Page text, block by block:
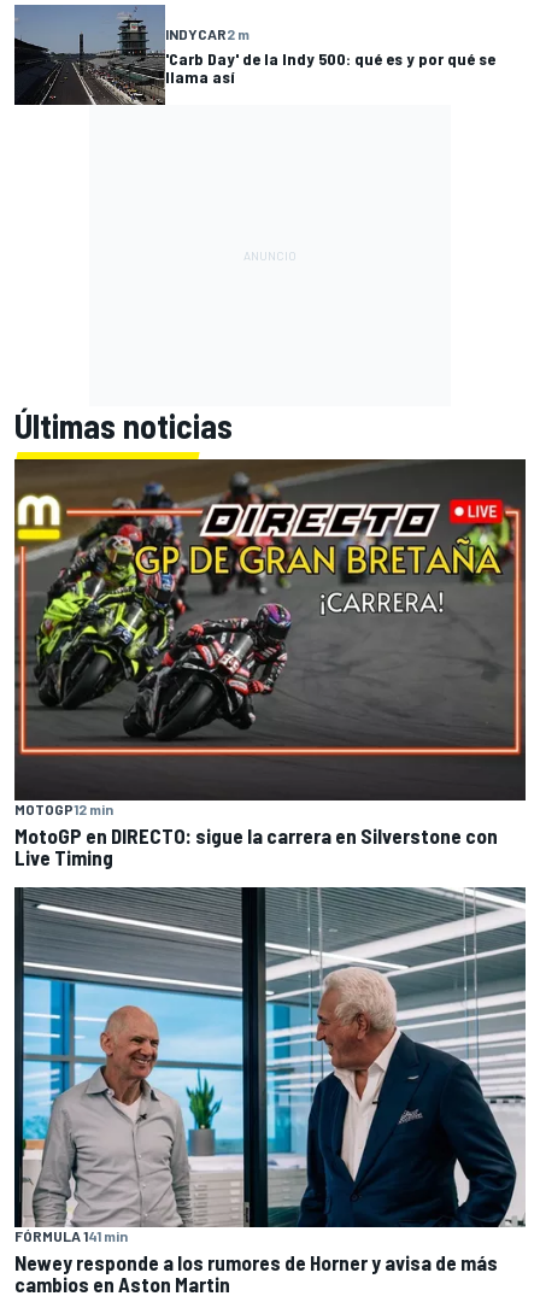
INDYCAR2 m
'Carb Day' de la Indy 500: qué es y por qué se
llama así
Últimas noticias
MOTOGP12 min
MotoGP en DIRECTO: sigue la carrera en Silverstone con
Live Timing
FÓRMULA 141 min
Newey responde a los rumores de Horner y avisa de más
cambios en Aston Martin